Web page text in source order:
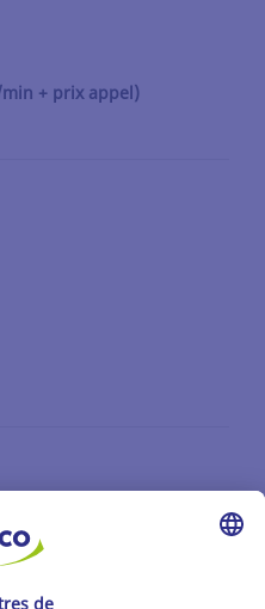
min + prix appel)
avant 18h (dans 99%